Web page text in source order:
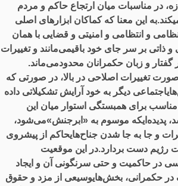
در مناسبات میان ارتجاع حاکم و مردم
این معنا که کماکان ابزارهای اصلی
و انتظامی و امنیتی و قضایی با همان
و ذاتی بر سر جای خود باقیمی‌مانند و تغییرات
گفتار و زبان حکمرانان محدودمی‌ماند.
تغییرات اصلاحی در بالا، در صورتی که
دیگر به خود آرایش تشکیلاتی داده
مناسب برای همبستگی استوار میان این
پدیده‌ایکه موسوم به «ابرجنش»می‌شود،
و جا به جا شدن جناح‌هایحاکم از پیشروی
رژیم دست بردارد.در این موقعیت
در حاکمیت و حتی سرنگونی آن و ایجاد
در حکمرانی، بخش‌هایوسیعی از مزد و حقوق